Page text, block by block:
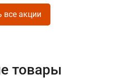
все акции
товары